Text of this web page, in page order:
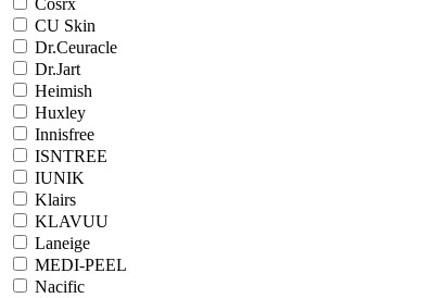
Cosrx
CU Skin
Dr.Ceuracle
Dr.Jart
Heimish
Huxley
Innisfree
ISNTREE
IUNIK
Klairs
KLAVUU
Laneige
MEDI-PEEL
Nacific